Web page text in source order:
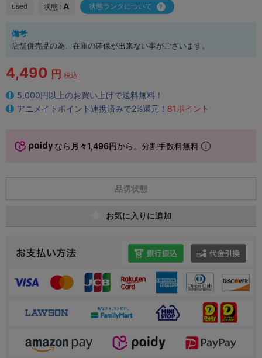
used 状態 : A 状態ランクについて
備考
店舗併売品の為、在庫の確保が出来ない事がございます。
4,490 円 税込
5,000円以上のお買い上げで送料無料！
アニメイトポイント連携済みで2%還元！ 81ポイント
なら 月々1,496円から。分割手数料無料
品切状態
お気に入りに追加